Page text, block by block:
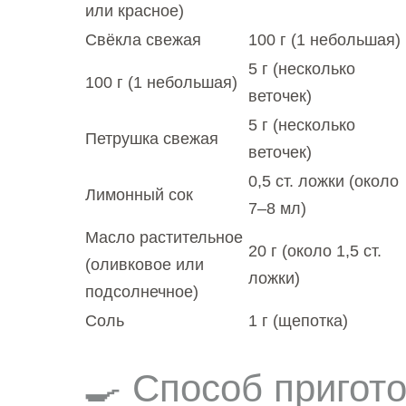
или красное)
Свёкла свежая 100 г (1 небольшая)
100 г (1 небольшая)
5 г (несколько
веточек)
Петрушка свежая
5 г (несколько
веточек)
Лимонный сок
0,5 ст. ложки (около
7–8 мл)
Масло растительное
(оливковое или
подсолнечное)
20 г (около 1,5 ст.
ложки)
Соль 1 г (щепотка)
🍳 Способ